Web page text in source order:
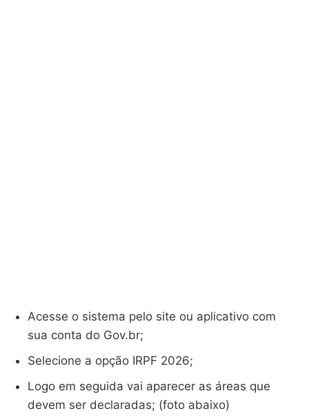
Acesse o sistema pelo site ou aplicativo com
sua conta do Gov.br;
Selecione a opção IRPF 2026;
Logo em seguida vai aparecer as áreas que
devem ser declaradas; (foto abaixo)